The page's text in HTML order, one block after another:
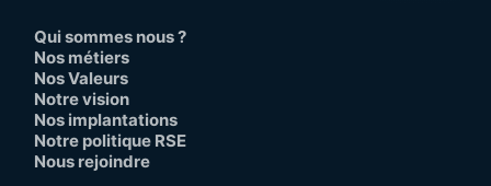
Qui sommes nous ?
Nos métiers
Nos Valeurs
Notre vision
Nos implantations
Notre politique RSE
Nous rejoindre